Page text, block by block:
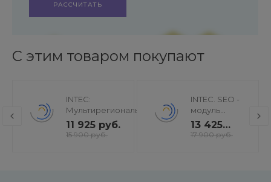
РАССЧИТАТЬ
С этим товаром покупают
INTEC:
Мультирегиональность
- региональная сеть
вашего сайта с
11 925 руб.
15 900 руб.
INTEC. SEO -
модуль
поисковой
оптимизации:
13 425
руб.
17 900 руб.